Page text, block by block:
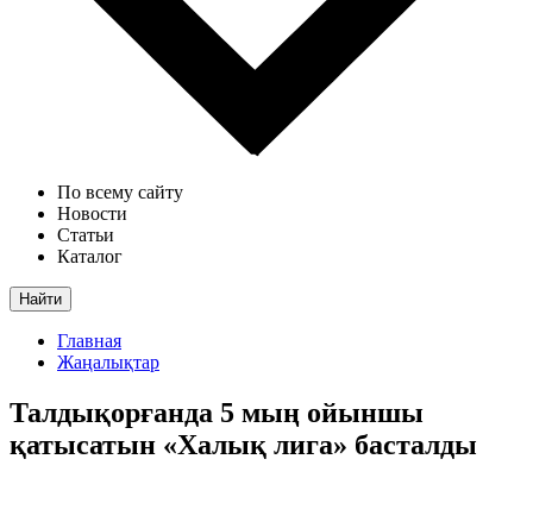
По всему сайту
Новости
Статьи
Каталог
Найти
Главная
Жаңалықтар
Талдықорғанда 5 мың ойыншы
қатысатын «Халық лига» басталды